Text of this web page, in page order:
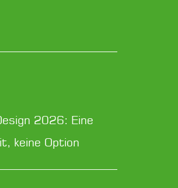
2026: Eine
keine Option